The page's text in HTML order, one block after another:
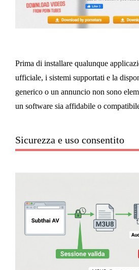
Prima di installare qualunque
ufficiale, i sistemi supportati e la
generico o un annuncio non sono
un software sia affidabile o
Sicurezza e uso consentito